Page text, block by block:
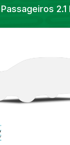
Passageiros 2.1